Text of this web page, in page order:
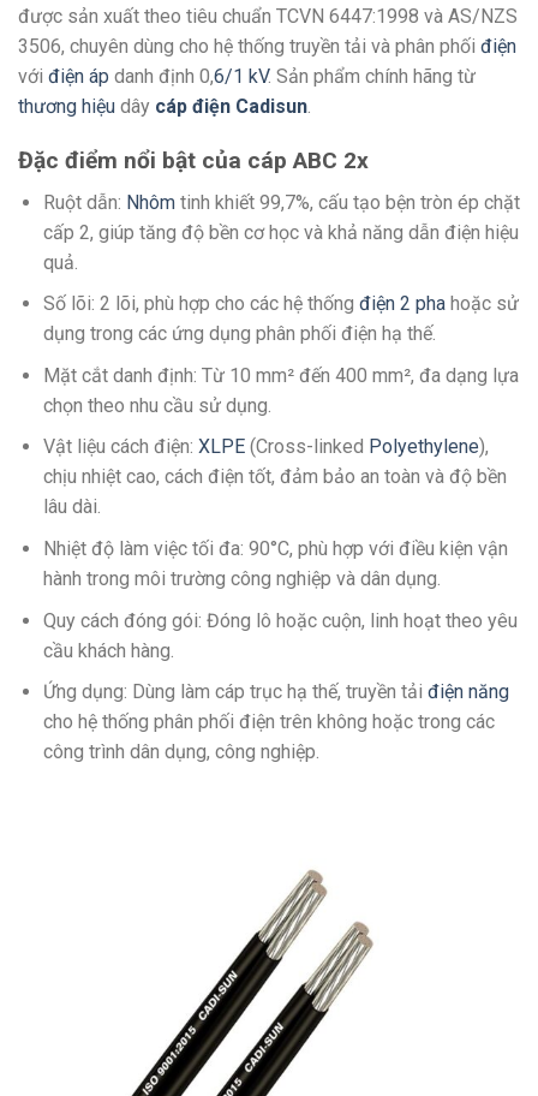
được sản xuất theo tiêu chuẩn TCVN 6447:1998 và AS/NZS
3506, chuyên dùng cho hệ thống truyền tải và phân phối điện
với điện áp danh định 0,6/1 kV. Sản phẩm chính hãng từ
thương hiệu dây cáp điện Cadisun.
Đặc điểm nổi bật của cáp ABC 2x
Ruột dẫn: Nhômtinh khiết 99,7%, cấu tạo bện tròn ép chặt
cấp 2, giúp tăng độ bền cơ học và khả năng dẫn điện hiệu
quả.
Số lõi: 2 lõi, phù hợp cho các hệ thống điện 2 phahoặc sử
dụng trong các ứng dụng phân phối điện hạ thế.
Mặt cắt danh định: Từ 10 mm² đến 400 mm², đa dạng lựa
chọn theo nhu cầu sử dụng.
Vật liệu cách điện: XLPE(Cross-linked Polyethylene),
chịu nhiệt cao, cách điện tốt, đảm bảo an toàn và độ bền
lâu dài.
Nhiệt độ làm việc tối đa: 90°C, phù hợp với điều kiện vận
hành trong môi trường công nghiệp và dân dụng.
Quy cách đóng gói: Đóng lô hoặc cuộn, linh hoạt theo yêu
cầu khách hàng.
Ứng dụng: Dùng làm cáp trục hạ thế, truyền tải điện năng
cho hệ thống phân phối điện trên không hoặc trong các
công trình dân dụng, công nghiệp.